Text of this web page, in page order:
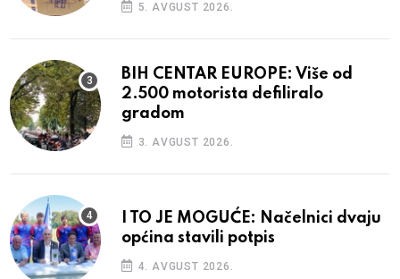
5. AVGUST 2026.
BIH CENTAR EUROPE: Više od
2.500 motorista defiliralo
gradom
3. AVGUST 2026.
I TO JE MOGUĆE: Načelnici dvaju
općina stavili potpis
4. AVGUST 2026.